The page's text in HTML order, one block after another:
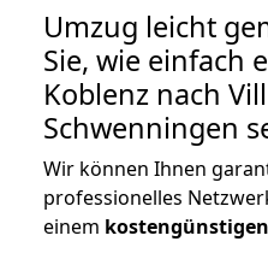
Umzug leicht
Sie, wie einfach
Koblenz nach
Schwenningen
Wir können Ihnen
professionelles
einem kostengünstigen